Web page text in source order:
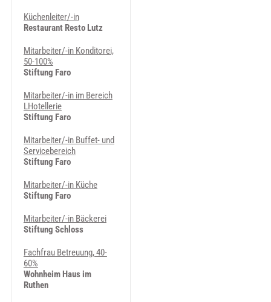
Küchenleiter/-in
Restaurant Resto Lutz
Mitarbeiter/-in Konditorei,
50-100%
Stiftung Faro
Mitarbeiter/-in im Bereich
LHotellerie
Stiftung Faro
Mitarbeiter/-in Buffet- und
Servicebereich
Stiftung Faro
Mitarbeiter/-in Küche
Stiftung Faro
Mitarbeiter/-in Bäckerei
Stiftung Schloss
Fachfrau Betreuung, 40-
60%
Wohnheim Haus im
Ruthen